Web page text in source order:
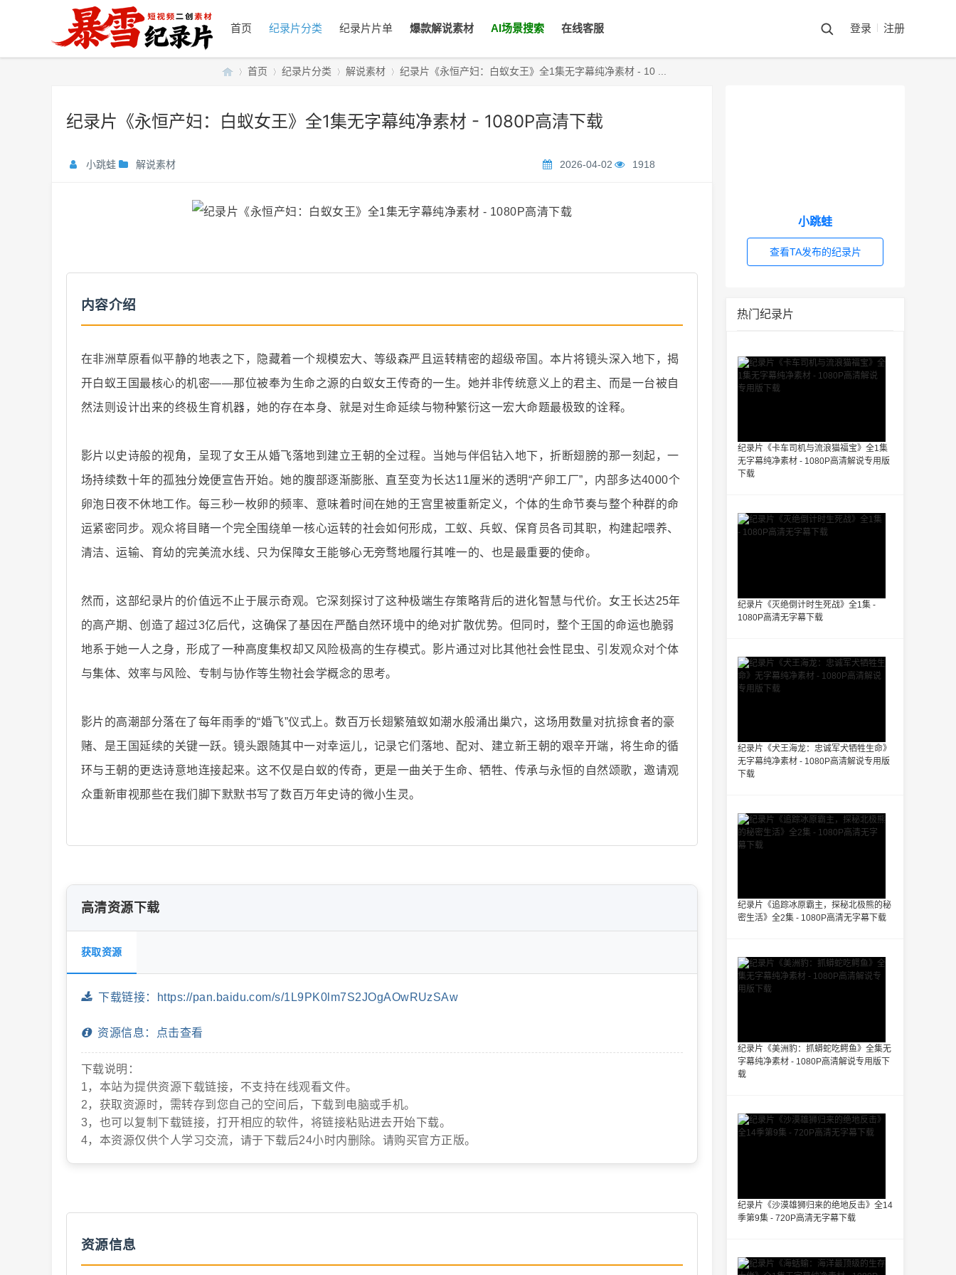
首页 纪录片分类 纪录片片单 爆款解说素材 AI场景搜索 在线客服 登录 注册
暴
雪
录
-
音
»
首页
›
纪录片分类
›
解说素材
›
纪录片《永恒产妇：白蚁女王》全1集无字幕纯净素材 - 10 ...
纪录片《永恒产妇：白蚁女王》全1集无字幕纯净素材 - 1080P高清下载
小跳蛙 解说素材 2026-04-02 1918
内容介绍
在非洲草原看似平静的地表之下，隐藏着一个规模宏大、等级森严且运转精密的超级帝国。本片将镜头深入地下，揭
开白蚁王国最核心的机密——那位被奉为生命之源的白蚁女王传奇的一生。她并非传统意义上的君主、而是一台被自
然法则设计出来的终极生育机器，她的存在本身、就是对生命延续与物种繁衍这一宏大命题最极致的诠释。
影片以史诗般的视角，呈现了女王从婚飞落地到建立王朝的全过程。当她与伴侣钻入地下，折断翅膀的那一刻起，一
场持续数十年的孤独分娩便宣告开始。她的腹部逐渐膨胀、直至变为长达11厘米的透明“产卵工厂”，内部多达4000个
卵泡日夜不休地工作。每三秒一枚卵的频率、意味着时间在她的王宫里被重新定义，个体的生命节奏与整个种群的命
运紧密同步。观众将目睹一个完全围绕单一核心运转的社会如何形成，工蚁、兵蚁、保育员各司其职，构建起喂养、
清洁、运输、育幼的完美流水线、只为保障女王能够心无旁骛地履行其唯一的、也是最重要的使命。
然而，这部纪录片的价值远不止于展示奇观。它深刻探讨了这种极端生存策略背后的进化智慧与代价。女王长达25年
的高产期、创造了超过3亿后代，这确保了基因在严酷自然环境中的绝对扩散优势。但同时，整个王国的命运也脆弱
地系于她一人之身，形成了一种高度集权却又风险极高的生存模式。影片通过对比其他社会性昆虫、引发观众对个体
与集体、效率与风险、专制与协作等生物社会学概念的思考。
影片的高潮部分落在了每年雨季的“婚飞”仪式上。数百万长翅繁殖蚁如潮水般涌出巢穴，这场用数量对抗掠食者的豪
赌、是王国延续的关键一跃。镜头跟随其中一对幸运儿，记录它们落地、配对、建立新王朝的艰辛开端，将生命的循
环与王朝的更迭诗意地连接起来。这不仅是白蚁的传奇，更是一曲关于生命、牺牲、传承与永恒的自然颂歌，邀请观
众重新审视那些在我们脚下默默书写了数百万年史诗的微小生灵。
高清资源下载
获取资源
下载链接：https://pan.baidu.com/s/1L9PK0lm7S2JOgAOwRUzSAw
资源信息：点击查看
下载说明：
1，本站为提供资源下载链接，不支持在线观看文件。
2，获取资源时，需转存到您自己的空间后，下载到电脑或手机。
3，也可以复制下载链接，打开相应的软件，将链接粘贴进去开始下载。
4，本资源仅供个人学习交流，请于下载后24小时内删除。请购买官方正版。
资源信息
小跳蛙
查看TA发布的纪录片
热门纪录片
纪录片《卡车司机与流浪猫福宝》全1集
无字幕纯净素材 - 1080P高清解说专用版
下载
纪录片《灭绝倒计时生死战》全1集 -
1080P高清无字幕下载
纪录片《犬王海龙：忠诚军犬牺牲生命》
无字幕纯净素材 - 1080P高清解说专用版
下载
纪录片《追踪冰原霸主，探秘北极熊的秘
密生活》全2集 - 1080P高清无字幕下载
纪录片《美洲豹：抓蟒蛇吃鳄鱼》全集无
字幕纯净素材 - 1080P高清解说专用版下
载
纪录片《沙漠雄狮归来的绝地反击》全14
季第9集 - 720P高清无字幕下载